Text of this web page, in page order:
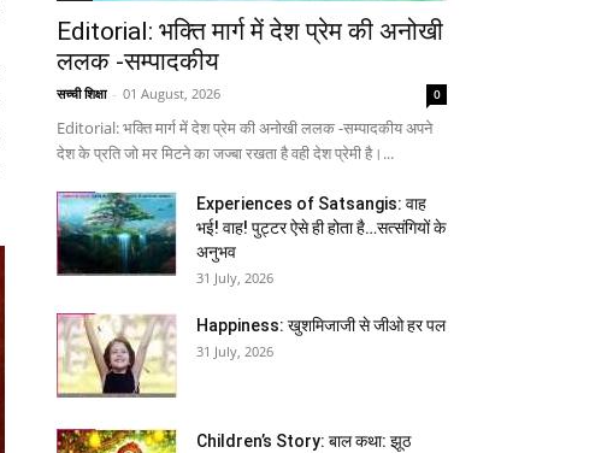
Editorial: भक्ति मार्ग में देश प्रेम की अनोखी
ललक -सम्पादकीय
सच्ची शिक्षा - 01 August, 2026 0
Editorial: भक्ति मार्ग में देश प्रेम की अनोखी ललक -सम्पादकीय अपने
देश के प्रति जो मर मिटने का जज्बा रखता है वही देश प्रेमी है।...
Experiences of Satsangis: वाह
भई! वाह! पुट्टर ऐसे ही होता है…सत्संगियों के
अनुभव
31 July, 2026
Happiness: खुशमिजाजी से जीओ हर पल
31 July, 2026
Children’s Story: बाल कथा: झूठ